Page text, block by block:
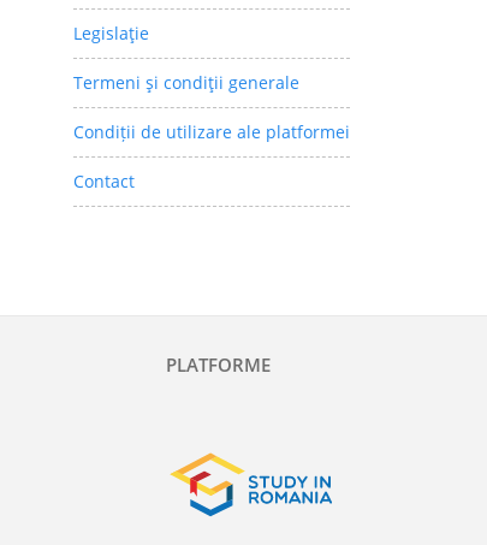
Legislaţie
Termeni şi condiţii generale
Condiții de utilizare ale platformei
Contact
PLATFORME